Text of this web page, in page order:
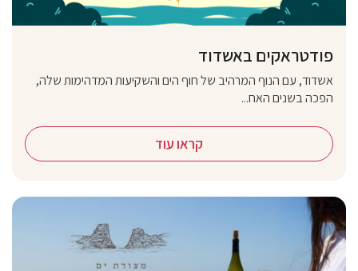
פודטראקים באשדוד
אשדוד, עם הנוף המרהיב של חוף הים והשקיעות המדהימות שלה,
הפכה בשנים האח...
קראו עוד